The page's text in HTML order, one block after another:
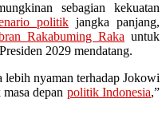
sebagian kekuatan
politik jangka panjang,
Rakabuming Raka untuk
2029 mendatang.
nyaman terhadap Jokowi
depan politik Indonesia,”